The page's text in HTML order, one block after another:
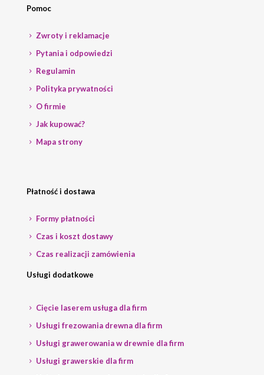
Pomoc
Zwroty i reklamacje
Pytania i odpowiedzi
Regulamin
Polityka prywatności
O firmie
Jak kupować?
Mapa strony
Płatność i dostawa
Formy płatności
Czas i koszt dostawy
Czas realizacji zamówienia
Usługi dodatkowe
Cięcie laserem usługa dla firm
Usługi frezowania drewna dla firm
Usługi grawerowania w drewnie dla firm
Usługi grawerskie dla firm